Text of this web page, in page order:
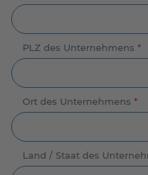
PLZ des Unternehmens *
Ort des Unternehmens *
Land / Staat des